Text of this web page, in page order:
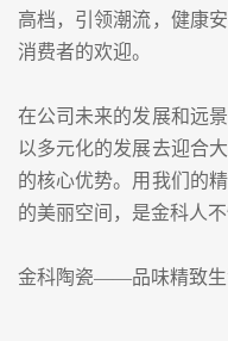
高档，引领潮流，健康
消费者的欢迎。
在公司未来的发展和远
以多元化的发展去迎合
的核心优势。用我们的
的美丽空间，是金科人
金科陶瓷——品味精致生